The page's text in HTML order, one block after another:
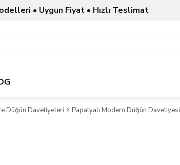
• Uygun Fiyat • Hızlı Teslimat
Düğün Davetiyeleri Papatyalı Modern Düğün Davetiyesi